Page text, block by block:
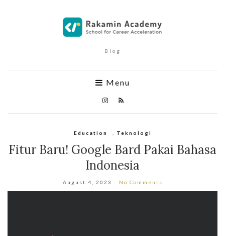
Blog
Menu
Education Teknologi
Fitur Baru! Google Bard Pakai Bahasa
Indonesia
August 4, 2023 No Comments